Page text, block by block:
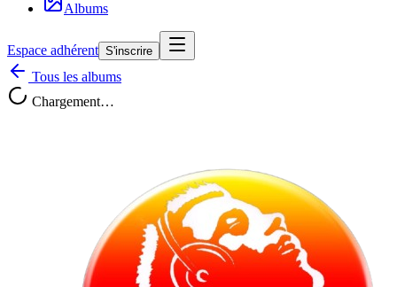
Albums
Espace adhérent S'inscrire
Tous les albums
Chargement…